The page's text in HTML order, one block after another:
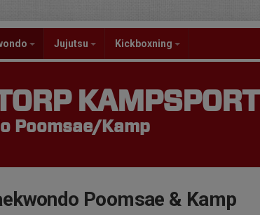
Jujutsu Kickboxning
KAMPSPORT
Poomsae/Kamp
Poomsae & Kamp